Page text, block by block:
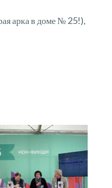
арка в доме № 25!),